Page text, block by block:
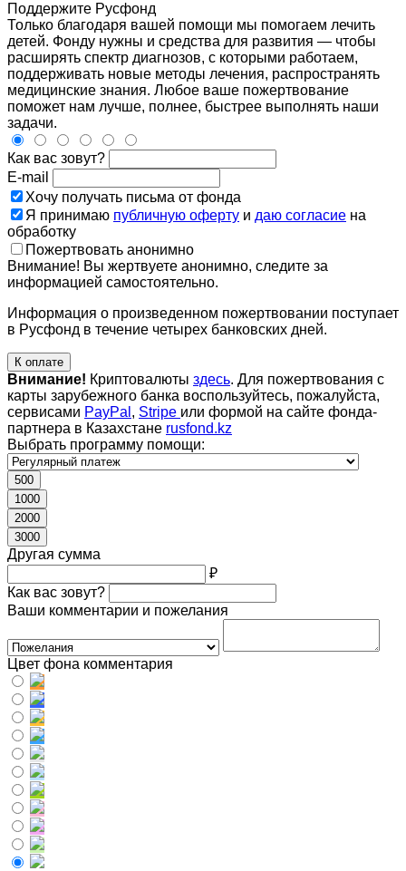
Поддержите Русфонд
Только благодаря вашей помощи мы помогаем лечить
детей. Фонду нужны и средства для развития — чтобы
расширять спектр диагнозов, с которыми работаем,
поддерживать новые методы лечения, распространять
медицинские знания. Любое ваше пожертвование
поможет нам лучше, полнее, быстрее выполнять наши
задачи.
Как вас зовут?
E-mail
Хочу получать письма от фонда
Я принимаю публичную оферту и даю согласие на
обработку
Пожертвовать анонимно
Внимание! Вы жертвуете анонимно, следите за
информацией самостоятельно.
Информация о произведенном пожертвовании поступает
в Русфонд в течение четырех банковских дней.
К оплате
Внимание! Криптовалюты здесь. Для пожертвования с
карты зарубежного банка воспользуйтесь, пожалуйста,
сервисами PayPal , Stripe или формой на сайте фонда-
партнера в Казахстане rusfond.kz
Выбрать программу помощи:
500
1000
2000
3000
Другая сумма
₽
Как вас зовут?
Ваши комментарии и пожелания
Цвет фона комментария